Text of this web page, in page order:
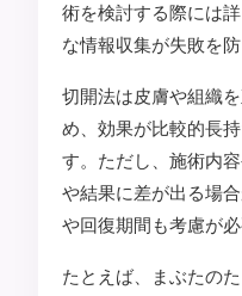
術を検討する際には
な情報収集が失敗を防
切開法は皮膚や組織
め、効果が比較的長
す。ただし、施術内
や結果に差が出る場
や回復期間も考慮が必
たとえば、まぶたの